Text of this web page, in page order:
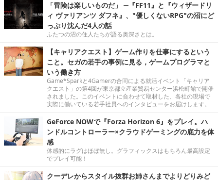
「冒険は楽しいものだ」 ─『FF11』と『ウィザードリ
ィ ヴァリアンツ ダフネ』、"優しくないRPG"の沼にど
っぷり沈んだ4人の話
ふたつの沼の住人たちが語る奥深さとは。
【キャリアクエスト】ゲーム作りを仕事にするという
こと。セガの若手の事例に見る，ゲームプログラマと
いう働き方
Game*Sparkと4Gamerの合同による就活イベント「キャリア
クエスト」の第4回が東京都立産業貿易センター浜松町館で開催
されました。このイベントに合わせて取材した、各社の現場で
実際に働いている若手社員へのインタビューをお届けします。
GeForce NOWで『Forza Horizon 6』をプレイ。ハ
ンドルコントローラー×クラウドゲーミングの底力を体
感
体感的にラグはほぼ無し。グラフィックスはもちろん最高設定
でプレイ可能！
クーデレからスタイル抜群お姉さんまでよりどりみど